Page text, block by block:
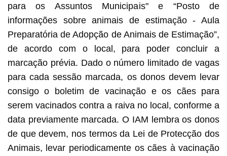
para os Assuntos Municipais" e “Posto de
informações sobre animais de estimação - Aula
Preparatória de Adopção de Animais de Estimação”,
de acordo com o local, para poder concluir a
marcação prévia. Dado o número limitado de vagas
para cada sessão marcada, os donos devem levar
consigo o boletim de vacinação e os cães para
serem vacinados contra a raiva no local, conforme a
data previamente marcada. O IAM lembra os donos
de que devem, nos termos da Lei de Protecção dos
Animais, levar periodicamente os cães à vacinação